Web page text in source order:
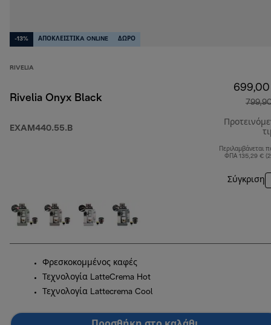
-13% ΑΠΟΚΛΕΙΣΤΙΚA ONLINE ΔΩΡΟ
RIVELIA
Rivelia Onyx Black
EXAM440.55.B
Περιλαμβάνεται
ΦΠΑ 135,29 €
Σύγκριση
Φρεσκοκομμένος καφές
Τεχνολογία LatteCrema Hot
Τεχνολογία Lattecrema Cool